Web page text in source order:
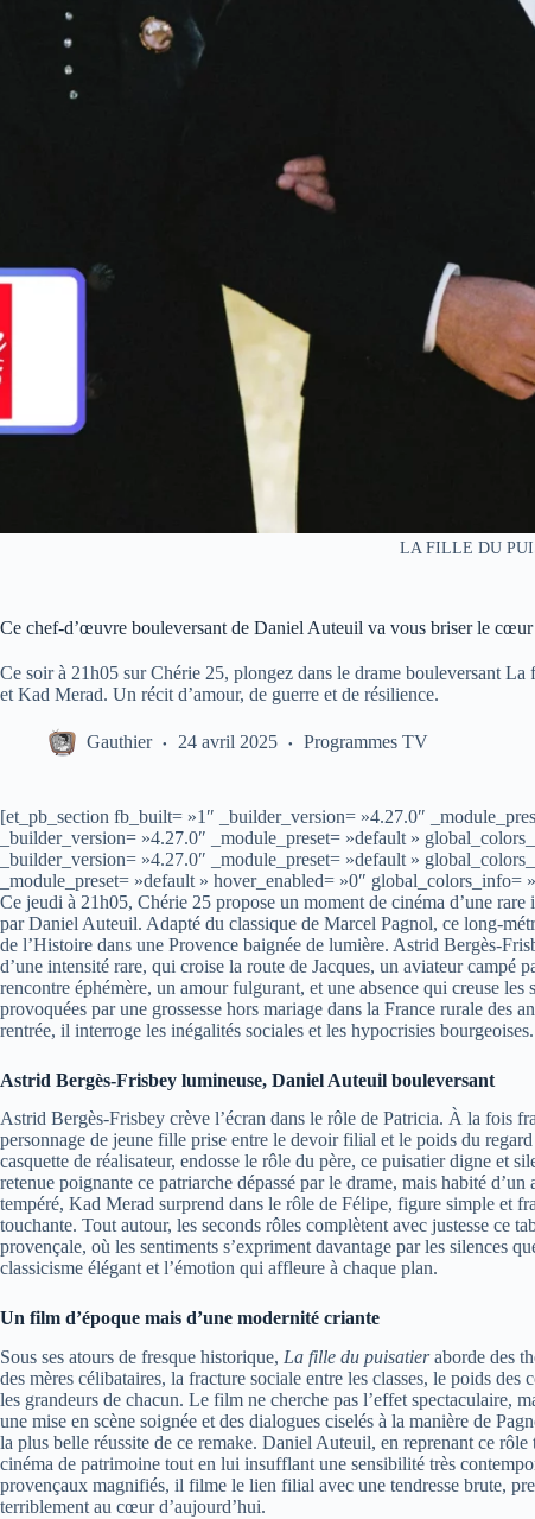
LA FILLE DU
Ce chef-d’œuvre bouleversant de Daniel Auteuil va vous briser le
Ce soir à 21h05 sur Chérie 25, plongez dans le drame bouleversant
et Kad Merad. Un récit d’amour, de guerre et de résilience.
Gauthier 24 avril 2025 Programmes TV
[et_pb_section fb_built= »1″ _builder_version= »4.27.0″
_builder_version= »4.27.0″ _module_preset= »default »
_builder_version= »4.27.0″ _module_preset= »default »
_module_preset= »default » hover_enabled= »0″
Ce jeudi à 21h05, Chérie 25 propose un moment de cinéma d’une
par Daniel Auteuil. Adapté du classique de Marcel Pagnol, ce long-
de l’Histoire dans une Provence baignée de lumière. Astrid Bergès-
d’une intensité rare, qui croise la route de Jacques, un aviateur
rencontre éphémère, un amour fulgurant, et une absence qui creuse
provoquées par une grossesse hors mariage dans la France rurale des
rentrée, il interroge les inégalités sociales et les hypocrisies bourgeoises.
Astrid Bergès-Frisbey lumineuse, Daniel Auteuil bouleversant
Astrid Bergès-Frisbey crève l’écran dans le rôle de Patricia. À la fois
personnage de jeune fille prise entre le devoir filial et le poids du
casquette de réalisateur, endosse le rôle du père, ce puisatier digne et
retenue poignante ce patriarche dépassé par le drame, mais habité
tempéré, Kad Merad surprend dans le rôle de Félipe, figure simple et
touchante. Tout autour, les seconds rôles complètent avec justesse ce
provençale, où les sentiments s’expriment davantage par les silences
classicisme élégant et l’émotion qui affleure à chaque plan.
Un film d’époque mais d’une modernité criante
Sous ses atours de fresque historique, La fille du puisatieraborde des
des mères célibataires, la fracture sociale entre les classes, le poids
les grandeurs de chacun. Le film ne cherche pas l’effet spectaculaire,
une mise en scène soignée et des dialogues ciselés à la manière de
la plus belle réussite de ce remake. Daniel Auteuil, en reprenant ce
cinéma de patrimoine tout en lui insufflant une sensibilité très
provençaux magnifiés, il filme le lien filial avec une tendresse brute,
terriblement au cœur d’aujourd’hui.